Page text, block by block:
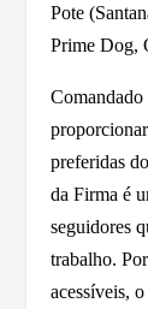
Pote
Prime Dog,
Comandado
preferidas
da Firma é
seguidores
trabalho.
acessíveis,